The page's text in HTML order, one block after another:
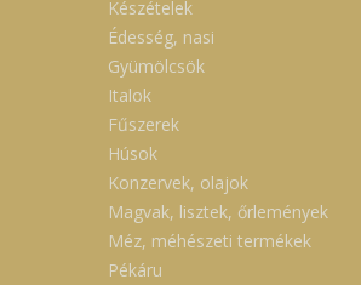
Készételek
Édesség, nasi
Gyümölcsök
Italok
Fűszerek
Húsok
Konzervek, olajok
Magvak, lisztek, őrlemények
Méz, méhészeti termékek
Pékáru